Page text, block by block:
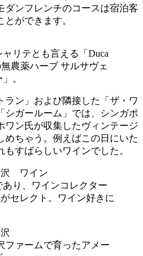
ダンフレンチのコースは宿泊客
ができます。
リテとも言える「Duca
農薬ハーブ サルサヴェ
。
ラン」および隣接した「ザ・ワ
シガールーム」では、シンガポ
ワン氏が収集したヴィンテージ
めちゃう。例えばこの日にいた
すばらしいワインでした。
り、ワインコレクター
セレクト。ワイン好きに
ファームで育ったアメー